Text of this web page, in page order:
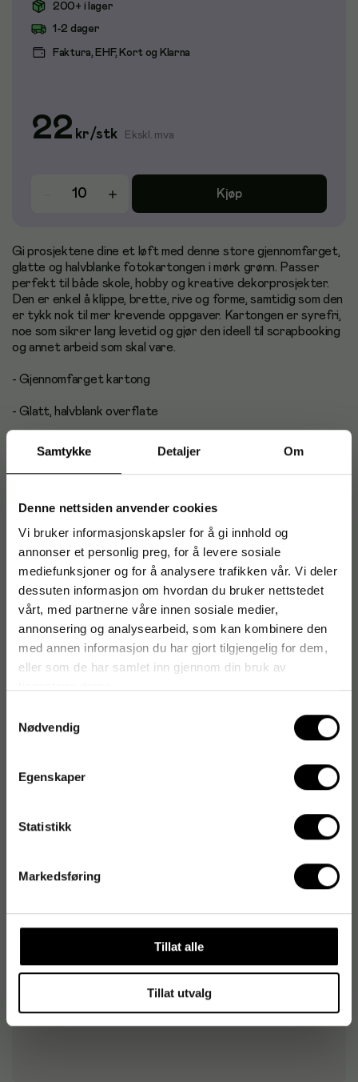
Samtykke Detaljer Om
Denne nettsiden anvender cookies
Vi bruker informasjonskapsler for å gi innhold og
annonser et personlig preg, for å levere sosiale
mediefunksjoner og for å analysere trafikken vår. Vi deler
dessuten informasjon om hvordan du bruker nettstedet
vårt, med partnerne våre innen sosiale medier,
annonsering og analysearbeid, som kan kombinere den
med annen informasjon du har gjort tilgjengelig for dem,
eller som de har samlet inn gjennom din bruk av
Nødvendig
Egenskaper
Statistikk
Markedsføring
Tillat alle
Tillat utvalg
200+ i lager
1-2 dager
Faktura, EHF, Kort og Klarna
22 kr/stk Ekskl. mva
Kjøp
Gi prosjektene dine et løft med denne store gjennomfarget,
glatte og halvblanke fotokartongen i mørk grønn. Passer
perfekt til både skole, hobby og kreative dekorprosjekter.
Den er enkel å klippe, brette, rive og forme, samtidig som den
er tykk nok til mer krevende oppgaver. Kartongen er syrefri,
noe som sikrer lang levetid og gjør den ideell til scrapbooking
og annet arbeid som skal vare.
- Gjennomfarget kartong
- Glatt, halvblank overflate
- Perfekt for hobby, skole og dekor
- Lett å klippe, rive og forme
- Syrefri
- Vekt: 270 g
- Mål (LxB): 50x70 cm
- Farge: Mørk grønn
Originalnummer
Produktspesifikasjoner